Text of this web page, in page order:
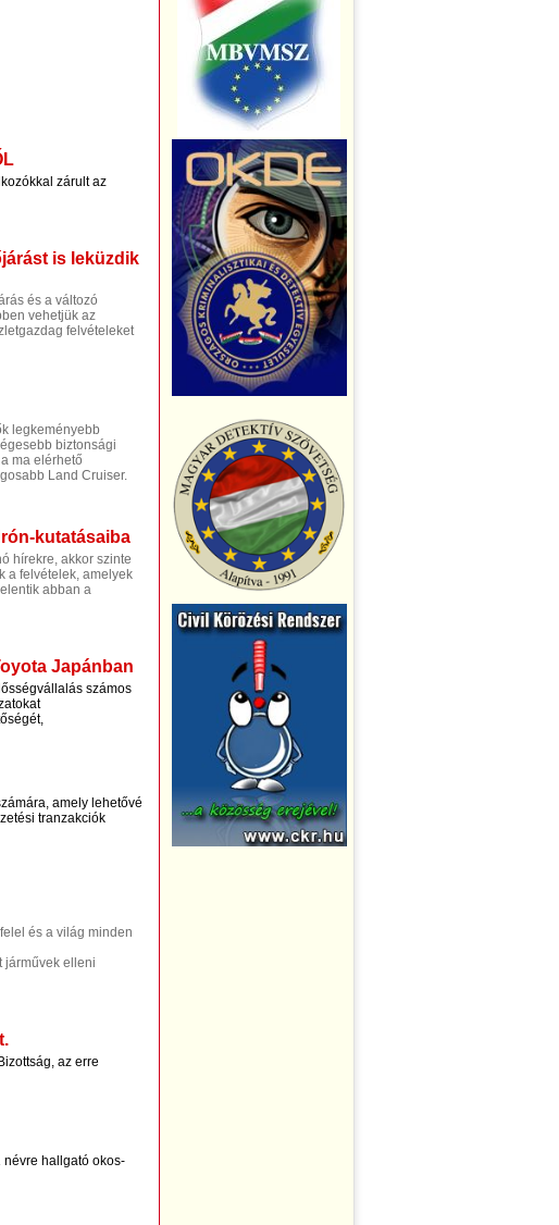
zárult az
is leküzdik
és a változó
vehetjük az
felvételeket
legkeményebb
biztonsági
ma elérhető
Land Cruiser.
kutatásaiba
hírekre, akkor szinte
a felvételek, amelyek
abban a
Japánban
számos
amely lehetővé
tranzakciók
és a világ minden
járművek elleni
az erre
névre hallgató okos-